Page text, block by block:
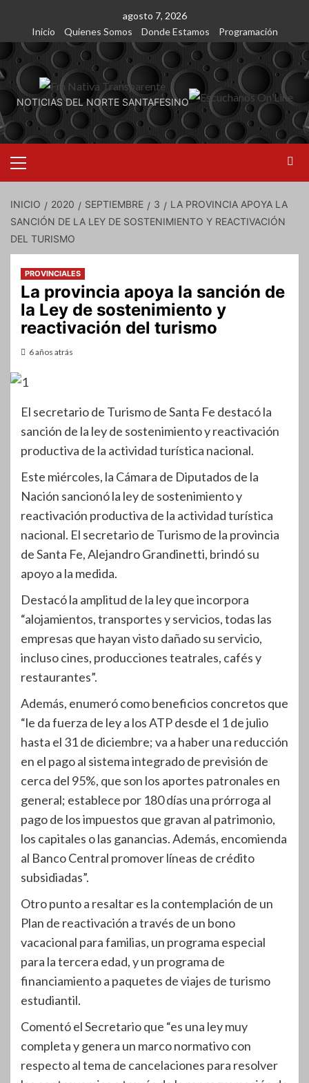
contenido
agosto 7, 2026
Inicio
Quienes Somos Donde Estamos Programación
NOTICIAS DEL NORTE SANTAFESINO
primario
INICIO 2020 SEPTIEMBRE 3
LA PROVINCIA APOYA LA
SANCIÓN DE LA LEY DE SOSTENIMIENTO Y REACTIVACIÓN
DEL TURISMO
PROVINCIALES
La provincia apoya la sanción de
la Ley de sostenimiento y
reactivación del turismo
6 años atrás
El secretario de Turismo de Santa Fe destacó la
sanción de la ley de sostenimiento y reactivación
productiva de la actividad turística nacional.
Este miércoles, la Cámara de Diputados de la
Nación sancionó la ley de sostenimiento y
reactivación productiva de la actividad turística
nacional. El secretario de Turismo de la provincia
de Santa Fe, Alejandro Grandinetti, brindó su
apoyo a la medida.
Destacó la amplitud de la ley que incorpora
“alojamientos, transportes y servicios, todas las
empresas que hayan visto dañado su servicio,
incluso cines, producciones teatrales, cafés y
restaurantes”.
Además, enumeró como beneficios concretos que
“le da fuerza de ley a los ATP desde el 1 de julio
hasta el 31 de diciembre; va a haber una reducción
en el pago al sistema integrado de previsión de
cerca del 95%, que son los aportes patronales en
general; establece por 180 días una prórroga al
pago de los impuestos que gravan al patrimonio,
los capitales o las ganancias. Además, encomienda
al Banco Central promover líneas de crédito
subsidiadas”.
Otro punto a resaltar es la contemplación de un
Plan de reactivación a través de un bono
vacacional para familias, un programa especial
para la tercera edad, y un programa de
financiamiento a paquetes de viajes de turismo
estudiantil.
Comentó el Secretario que “es una ley muy
completa y genera un marco normativo con
respecto al tema de cancelaciones para resolver